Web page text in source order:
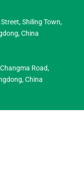
Shiling Town,
China
Road,
China